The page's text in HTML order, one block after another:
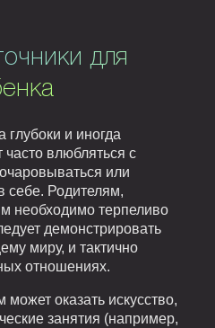
для
глубоки и иногда
влюбляться с
или
себе. Родителям,
необходимо терпеливо
демонстрировать
миру, и тактично
отношениях.
оказать искусство,
занятия (например,